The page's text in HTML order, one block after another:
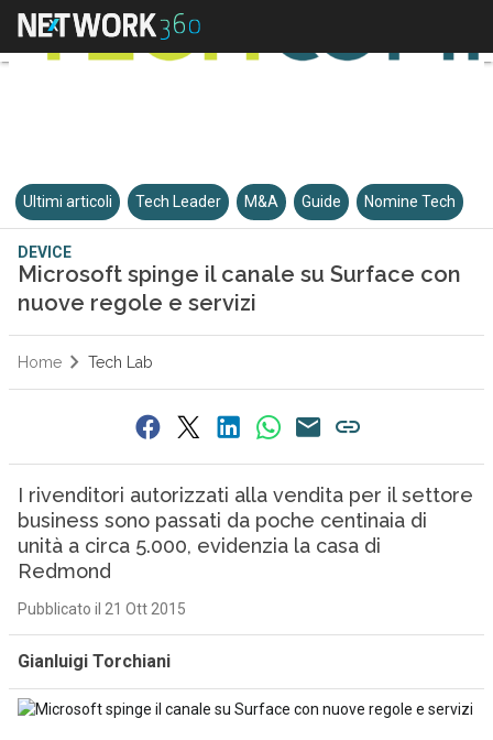
Ultimi articoli Tech Leader M&A Guide Nomine Tech
DEVICE
Microsoft spinge il canale su Surface con
nuove regole e servizi
Home Tech Lab
I rivenditori autorizzati alla vendita per il settore
business sono passati da poche centinaia di
unità a circa 5.000, evidenzia la casa di
Redmond
Pubblicato il 21 Ott 2015
Gianluigi Torchiani